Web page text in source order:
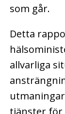
som går.
Detta
allvarliga
tjänster